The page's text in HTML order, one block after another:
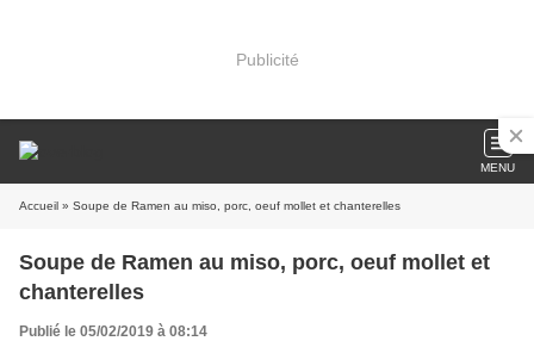
Publicité
MENU
Accueil » Soupe de Ramen au miso, porc, oeuf mollet et chanterelles
Soupe de Ramen au miso, porc, oeuf mollet et
chanterelles
Publié le 05/02/2019 à 08:14